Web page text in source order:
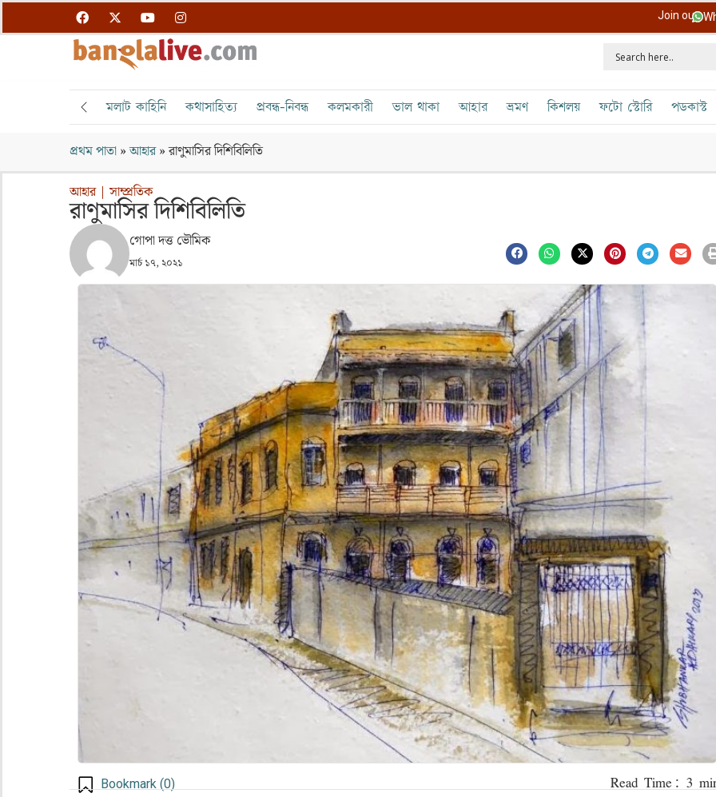
Join our
মলাট কাহিনি কথাসাহিত্য প্রবন্ধ-নিবন্ধ কলমকারী ভাল থাকা আহার ভ্রমণ কিশলয় ফটো স্টোরি পডকাস্ট
প্রথম পাতা »আহার»রাণুমাসির দিশিবিলিতি
আহার|সাম্প্রতিক
রাণুমাসির দিশিবিলিতি
গোপা দত্ত ভৌমিক
মার্চ ১৭, ২০২১
Bookmark (0)